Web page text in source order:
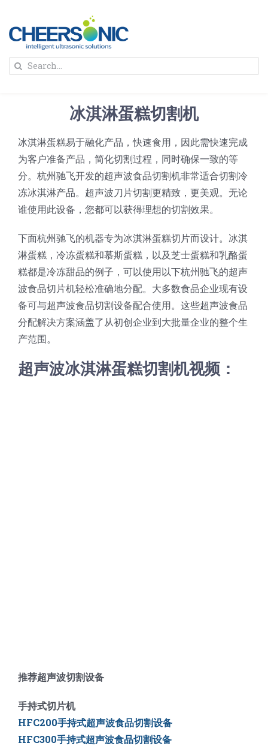
content
蛋糕切割机
圆蛋糕切割机
蛋糕切块机
蛋糕切片机
三角蛋糕切割机
奶酪切片
圆形奶酪切片
块状奶酪切片
条状奶酪切片
挤出奶酪切片
三明治/披萨/寿司切割
披萨切割机
三明治切割机
寿司切割机
面团
常温面团切割
冷冻面团切割
糕点/糖果
牛轧糖切割
宠物食品
超声波设备
公司新闻
关于我们
人才招聘
联系我们
Search
冰淇淋蛋糕切割机
冰淇淋蛋糕易于融化产品，快速食用，因此需快速完成
为客户准备产品，简化切割过程，同时确保一致的等
分。杭州驰飞开发的超声波食品切割机非常适合切割冷
冻冰淇淋产品。超声波刀片切割更精致，更美观。无论
谁使用此设备，您都可以获得理想的切割效果。
下面杭州驰飞的机器专为冰淇淋蛋糕切片而设计。冰淇
淋蛋糕，冷冻蛋糕和慕斯蛋糕，以及芝士蛋糕和乳酪蛋
糕都是冷冻甜品的例子，可以使用以下杭州驰飞的超声
波食品切片机轻松准确地分配。大多数食品企业现有设
备可与超声波食品切割设备配合使用。这些超声波食品
分配解决方案涵盖了从初创企业到大批量企业的整个生
产范围。
超声波冰淇淋蛋糕切割机视频：
推荐超声波切割设备
手持式切片机
HFC200手持式超声波食品切割设备
HFC300手持式超声波食品切割设备